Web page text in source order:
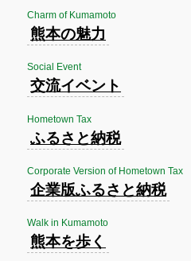
Charm of Kumamoto
熊本の魅力
Social Event
交流イベント
Hometown Tax
ふるさと納税
Corporate Version of Hometown Tax
企業版ふるさと納税
Walk in Kumamoto
熊本を歩く